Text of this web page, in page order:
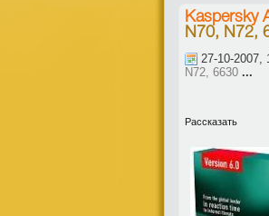
Kaspersky
N70, N72,
27-10-
N72, 6630 ...
Рассказать